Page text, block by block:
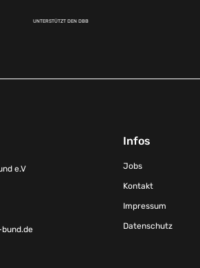
UNTERSTÜTZT DEN DBB
e.V
Infos
Jobs
Kontakt
Impressum
Datenschutz